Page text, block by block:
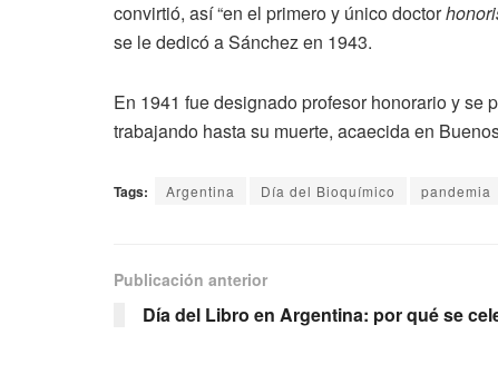
convirtió, así “en el primero y único doctor
se le dedicó a Sánchez en 1943.
En 1941 fue designado profesor honorario y se
trabajando hasta su muerte, acaecida en
Tags: Argentina Día del Bioquímico pandemia
Publicación anterior
Día del Libro en Argentina: por qué se